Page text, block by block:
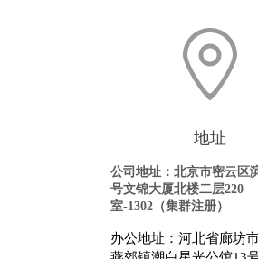
公司地址：北京市密云区
号文锦大厦北楼二层220
室-1302 （集群注册）
办公地址： 河北省廊坊
地址